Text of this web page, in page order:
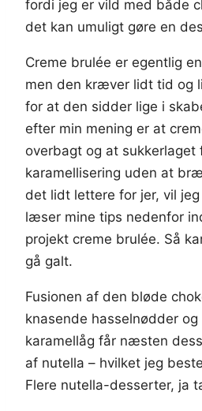
fordi jeg er vild med både
det kan umuligt gøre en
Creme brulée er egentlig
men den kræver lidt tid og
for at den sidder lige i
efter min mening er at
overbagt og at sukkerlaget
karamellisering uden at
det lidt lettere for jer, vil
læser mine tips nedenfor
projekt creme brulée. Så
gå galt.
Fusionen af den bløde
knasende hasselnødder
karamellåg får næsten
af nutella – hvilket jeg
Flere nutella-desserter, ja